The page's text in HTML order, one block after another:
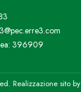
396909
Realizzazione sito by